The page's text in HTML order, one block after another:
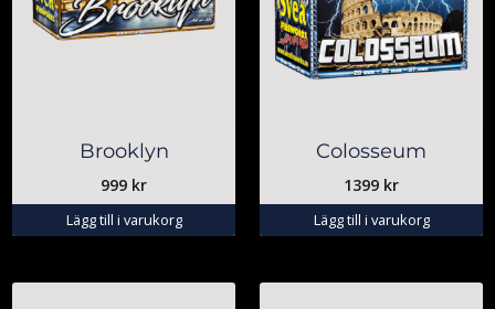
Brooklyn
999 kr
Lägg till i varukorg
Colosseum
1399 kr
Lägg till i varukorg